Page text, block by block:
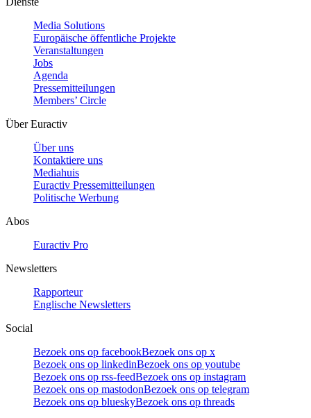
Media Solutions
Europäische öffentliche Projekte
Veranstaltungen
Jobs
Agenda
Pressemitteilungen
Members’ Circle
Über Euractiv
Über uns
Kontaktiere uns
Mediahuis
Euractiv Pressemitteilungen
Politische Werbung
Abos
Euractiv Pro
Newsletters
Rapporteur
Englische Newsletters
Social
Bezoek ons op facebookBezoek ons op x
Bezoek ons op linkedinBezoek ons op youtube
Bezoek ons op rss-feedBezoek ons op instagram
Bezoek ons op mastodonBezoek ons op telegram
Bezoek ons op blueskyBezoek ons op threads